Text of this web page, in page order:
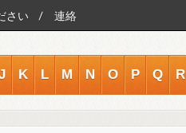
さい 連絡
K L M N O P Q R